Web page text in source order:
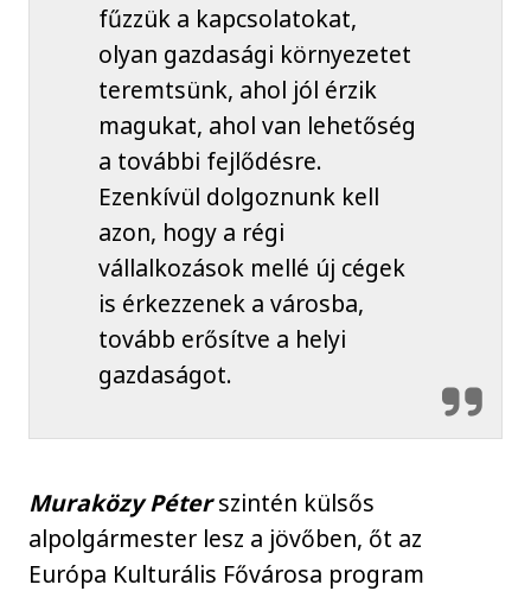
fűzzük a kapcsolatokat,
olyan gazdasági környezetet
teremtsünk, ahol jól érzik
magukat, ahol van lehetőség
a további fejlődésre.
Ezenkívül dolgoznunk kell
azon, hogy a régi
vállalkozások mellé új cégek
is érkezzenek a városba,
tovább erősítve a helyi
gazdaságot.
Muraközy Péterszintén külsős
alpolgármester lesz a jövőben, őt az
Európa Kulturális Fővárosa program